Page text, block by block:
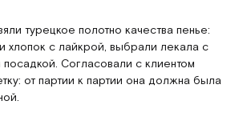
турецкое полотно качества пенье:
хлопок с лайкрой, выбрали лекала с
посадкой. Согласовали с клиентом
от партии к партии она должна была